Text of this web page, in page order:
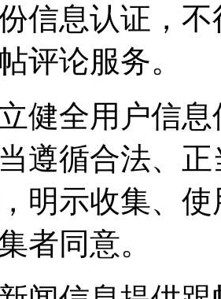
信息认证，
评论服务。
立健全用户信
遵循合法、
明示收集、
者同意。